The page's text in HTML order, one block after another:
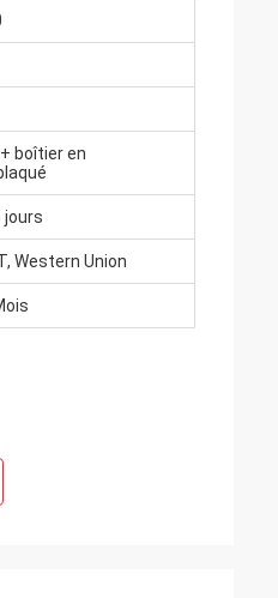
boîtier en
jours
Western Union